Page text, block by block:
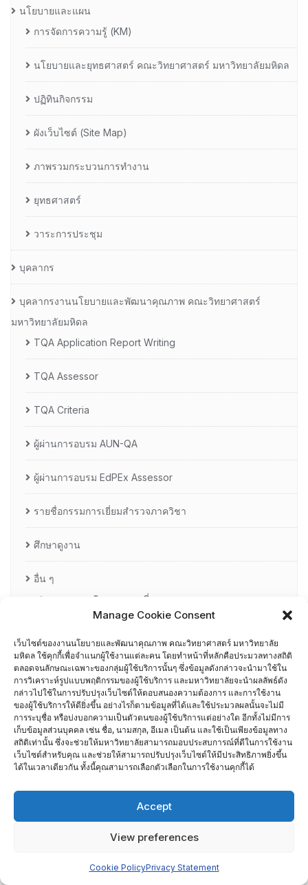
Manage Cookie Consent
เว็บไซต์ของงานนโยบายและพัฒนาคุณภาพ คณะวิทยาศาสตร์ มหาวิทยาลัย
มหิดล ใช้คุกกี้เพื่อจำแนกผู้ใช้งานแต่ละคน โดยทำหน้าที่หลักคือประมวลทางสถิติ
ตลอดจนลักษณะเฉพาะของกลุ่มผู้ใช้บริการนั้นๆ ซึ่งข้อมูลดังกล่าวจะนำมาใช้ใน
การวิเคราะห์รูปแบบพฤติกรรมของผู้ใช้บริการ และมหาวิทยาลัยจะนำผลลัพธ์ดัง
กล่าวไปใช้ในการปรับปรุงเว็บไซต์ให้ตอบสนองความต้องการ และการใช้งาน
ของผู้ใช้บริการให้ดียิ่งขึ้น อย่างไรก็ตามข้อมูลที่ได้และใช้ประมวลผลนั้นจะไม่มี
การระบุชื่อ หรือบ่งบอกความเป็นตัวตนของผู้ใช้บริการแต่อย่างใด อีกทั้งไม่มีการ
เก็บข้อมูลส่วนบุคคล เช่น ชื่อ, นามสกุล, อีเมล เป็นต้น และใช้เป็นเพียงข้อมูลทาง
สถิติเท่านั้น ซึ่งจะช่วยให้มหาวิทยาลัยสามารถมอบประสบการณ์ที่ดีในการใช้งาน
เว็บไซต์สำหรับคุณ และช่วยให้สามารถปรับปรุงเว็บไซต์ให้มีประสิทธิภาพยิ่งขึ้น
ได้ในเวลาเดียวกัน ทั้งนี้คุณสามารถเลือกตัวเลือกในการใช้งานคุกกี้ได้
Accept
View preferences
Cookie PolicyPrivacy Statement
นโยบายและแผน
การจัดการความรู้ (KM)
นโยบายและยุทธศาสตร์ คณะวิทยาศาสตร์ มหาวิทยาลัยมหิดล
ปฏิทินกิจกรรม
ผังเว็บไซต์ (Site Map)
ภาพรวมกระบวนการทำงาน
ยุทธศาสตร์
วาระการประชุม
บุคลากร
บุคลากรงานนโยบายและพัฒนาคุณภาพ คณะวิทยาศาสตร์
มหาวิทยาลัยมหิดล
TQA Application Report Writing
TQA Assessor
TQA Criteria
ผู้ผ่านการอบรม AUN-QA
ผู้ผ่านการอบรม EdPEx Assessor
รายชื่อกรรมการเยี่ยมสำรวจภาควิชา
ศึกษาดูงาน
อื่น ๆ
กรรมการบริหารความเสี่ยง
คณะกรรมการรับเรื่องร้องเรียน
คณะผู้บริหารคณะวิทยาศาสตร์ ที่ผ่านการอบรมด้านพัฒนา
คุณภาพ
คณะผู้บริหารคณะวิทยาศาสตร์ ปี 2558- 2562
ผู้ตรวจประเมิน MUQD
ผู้บริหาร